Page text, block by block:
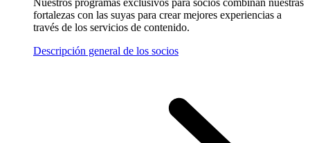
Nuestros programas exclusivos para socios combinan nuestras
fortalezas con las suyas para crear mejores experiencias a
través de los servicios de contenido.
Descripción general de los socios